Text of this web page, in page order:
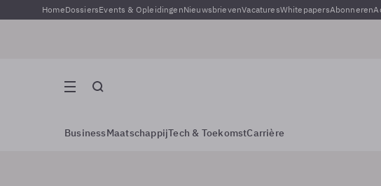
HomeDossiersEvents & OpleidingenNieuwsbrievenVacaturesWhitepapersAbonneren
BusinessMaatschappijTech & ToekomstCarrière